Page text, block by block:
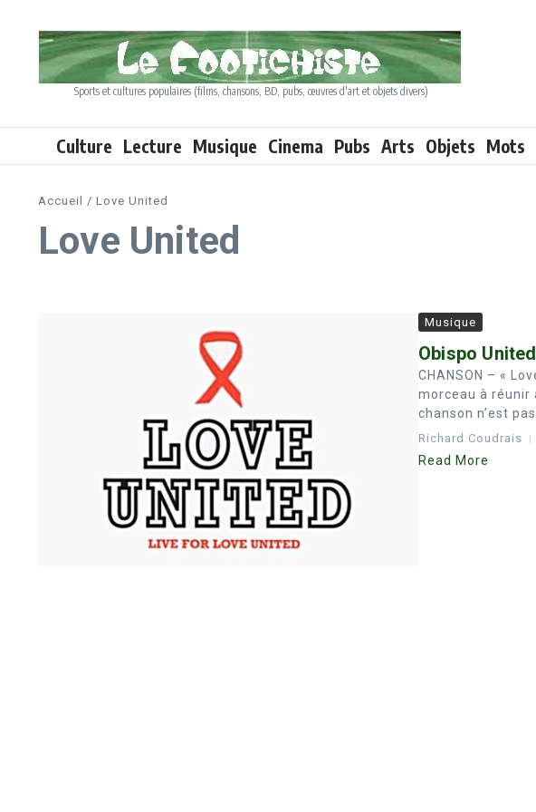
Sports et cultures populaires (films, chansons, BD, pubs, œuvres d'art et objets divers)
Culture Lecture Musique Cinema Pubs Arts Objets Mots
Accueil / Love United
Love United
Musique
Obispo United
CHANSON – «
morceau à réunir
chanson n’est
Richard Coudrais
Read More